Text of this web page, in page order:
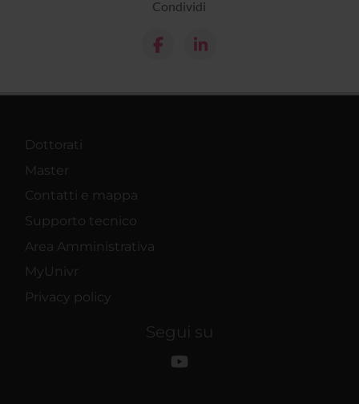
Condividi
Dottorati
Master
Contatti e mappa
Supporto tecnico
Area Amministrativa
MyUnivr
Privacy policy
Segui su